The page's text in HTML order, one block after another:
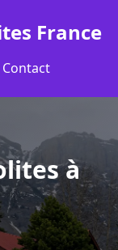
France
Contact
à